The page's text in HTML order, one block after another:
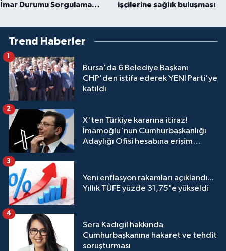
İmar Durumu Sorgulama
işçilerine sağlık buluşması
Trend Haberler
Bursa'da 6 Belediye Başkanı
CHP'den istifa ederek YENİ Parti'ye
katıldı
1
X'ten Türkiye kararına itiraz!
İmamoğlu'nun Cumhurbaşkanlığı
Adaylığı Ofisi hesabına erişim
2
Yeni enflasyon rakamları açıklandı...
Yıllık TÜFE yüzde 31,75'e yükseldi
3
Sera Kadıgil hakkında
Cumhurbaşkanına hakaret ve tehdit
soruşturması
4